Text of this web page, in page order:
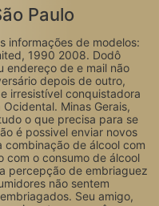
Paulo
informações de modelos:
1990 2008. Dodô
endereço de e mail não
depois de outro,
irresistível conquistadora
Minas Gerais,
o que precisa para se
é possivel enviar novos
combinação de álcool com
com o consumo de álcool
percepção de embriaguez
não sentem
Seu amigo,